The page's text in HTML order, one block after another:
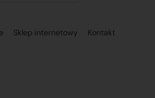
Sklep internetowy Kontakt